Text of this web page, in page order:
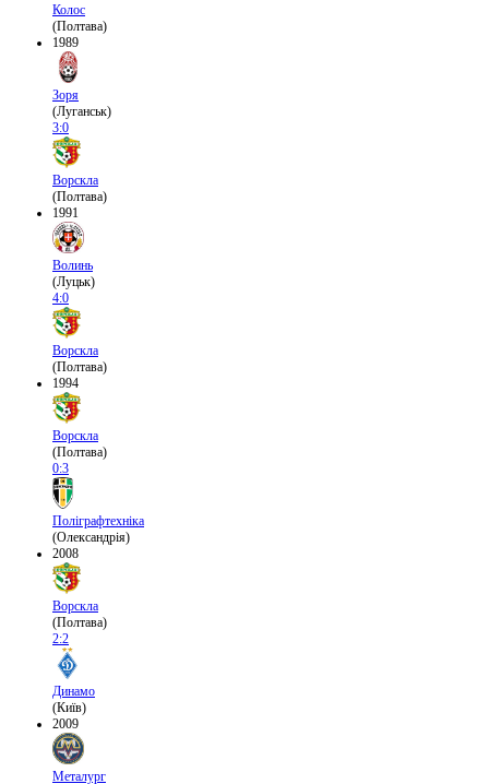
Колос
(Полтава)
1989
Зоря
(Луганськ)
3:0
Ворскла
(Полтава)
1991
Волинь
(Луцьк)
4:0
Ворскла
(Полтава)
1994
Ворскла
(Полтава)
0:3
Поліграфтехніка
(Олександрія)
2008
Ворскла
(Полтава)
2:2
Динамо
(Київ)
2009
Металург